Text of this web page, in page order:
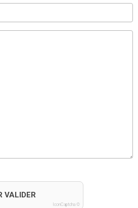
VALIDER
IconCaptcha ©